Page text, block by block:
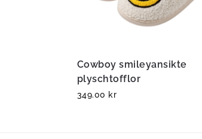
Cowboy smileyansikte
plyschtofflor
349.00 kr